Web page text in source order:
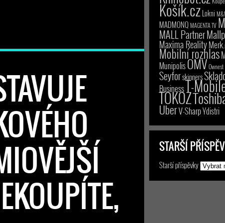
Košík.czLokni
MADMONQMAGENTA TV
MALL Partner
Maxima Reality
Mobilní rozhlas
MunipolisOMVOwnest
Seyforskinners
BusinessT-
TOKOZ
UberV-SharpYdistri
STARŠÍ
Starší příspěvky